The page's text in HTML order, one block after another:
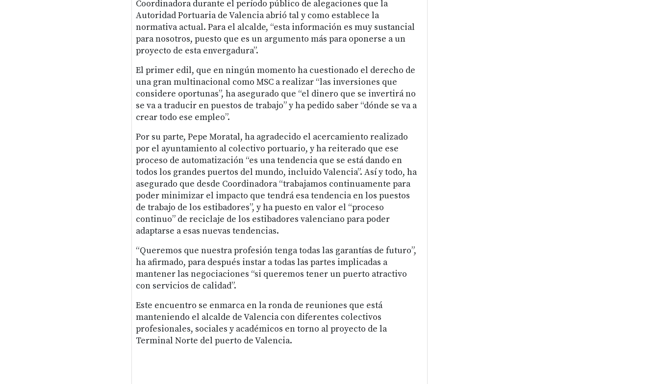
Coordinadora durante el período público de alegaciones que la
Autoridad Portuaria de Valencia abrió tal y como establece la
normativa actual. Para el alcalde, “esta información es muy sustancial
para nosotros, puesto que es un argumento más para oponerse a un
proyecto de esta envergadura”.
El primer edil, que en ningún momento ha cuestionado el derecho de
una gran multinacional como MSC a realizar “las inversiones que
considere oportunas”, ha asegurado que “el dinero que se invertirá no
se va a traducir en puestos de trabajo” y ha pedido saber “dónde se va a
crear todo ese empleo”.
Por su parte, Pepe Moratal, ha agradecido el acercamiento realizado
por el ayuntamiento al colectivo portuario, y ha reiterado que ese
proceso de automatización “es una tendencia que se está dando en
todos los grandes puertos del mundo, incluido Valencia”. Así y todo, ha
asegurado que desde Coordinadora “trabajamos continuamente para
poder minimizar el impacto que tendrá esa tendencia en los puestos
de trabajo de los estibadores”, y ha puesto en valor el “proceso
continuo” de reciclaje de los estibadores valenciano para poder
adaptarse a esas nuevas tendencias.
“Queremos que nuestra profesión tenga todas las garantías de futuro”,
ha afirmado, para después instar a todas las partes implicadas a
mantener las negociaciones “si queremos tener un puerto atractivo
con servicios de calidad”.
Este encuentro se enmarca en la ronda de reuniones que está
manteniendo el alcalde de Valencia con diferentes colectivos
profesionales, sociales y académicos en torno al proyecto de la
Terminal Norte del puerto de Valencia.